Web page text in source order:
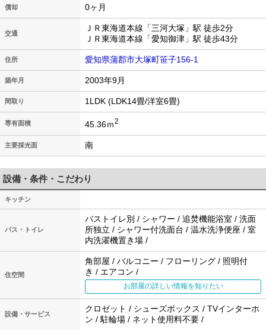
償却 0ヶ月
交通
ＪＲ東海道本線「三河大塚」駅 徒歩2分
ＪＲ東海道本線「愛知御津」駅 徒歩43分
住所 愛知県蒲郡市大塚町笹子156-1
築年月 2003年9月
間取り 1LDK (LDK14畳/洋室6畳)
専有面積 45.36ｍ2
主要採光面 南
設備・条件・こだわり
キッチン
バス・トイレ
バストイレ別 / シャワー / 追焚機能浴室 / 洗面
所独立 / シャワー付洗面台 / 温水洗浄便座 / 室
内洗濯機置き場 /
住空間
角部屋 / バルコニー / フローリング / 照明付
き / エアコン /
お部屋の詳しい情報を知りたい
設備・サービス
クロゼット / シューズボックス / TVインターホ
ン / 駐輪場 / ネット使用料不要 /